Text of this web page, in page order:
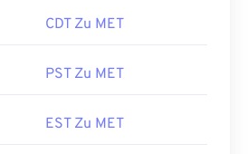
CDT Zu MET
PST Zu MET
EST Zu MET